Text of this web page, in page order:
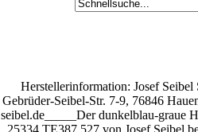
Herstellerinformation: Josef
Gebrüder-Seibel-Str. 7-9, 76846
seibel.de_____Der dunkelblau-graue
25334 TE387 527 von Josef Seibel